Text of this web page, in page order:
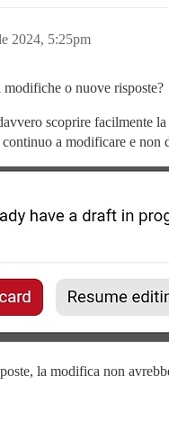
2024, 5:25pm
modifiche o nuove risposte?
scoprire facilmente
a modificare e non
la modifica non